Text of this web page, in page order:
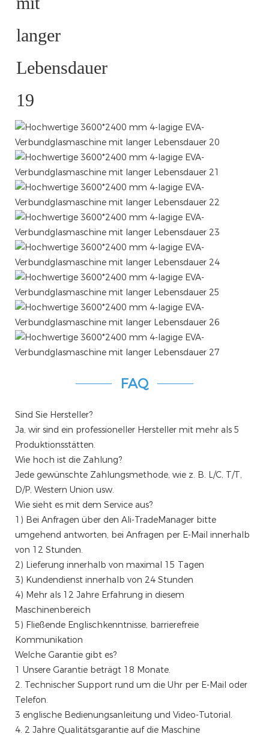
FAQ
Sind Sie Hersteller?
Ja, wir sind ein professioneller Hersteller mit mehr als 5
Produktionsstätten.
Wie hoch ist die Zahlung?
Jede gewünschte Zahlungsmethode, wie z. B. L/C, T/T,
D/P, Western Union usw.
Wie sieht es mit dem Service aus?
1) Bei Anfragen über den Ali-TradeManager bitte
umgehend antworten, bei Anfragen per E-Mail innerhalb
von 12 Stunden.
2) Lieferung innerhalb von maximal 15 Tagen
3) Kundendienst innerhalb von 24 Stunden
4) Mehr als 12 Jahre Erfahrung in diesem
Maschinenbereich
5) Fließende Englischkenntnisse, barrierefreie
Kommunikation
Welche Garantie gibt es?
1 Unsere Garantie beträgt 18 Monate.
2. Technischer Support rund um die Uhr per E-Mail oder
Telefon.
3 englische Bedienungsanleitung und Video-Tutorial.
4. 2 Jahre Qualitätsgarantie auf die Maschine